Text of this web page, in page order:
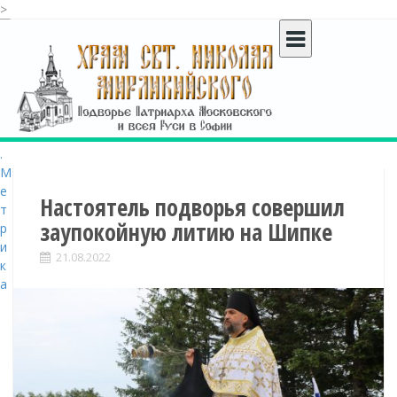
>
c
o
n
t
e
n
t
Настоятель подворья совершил
заупокойную литию на Шипке
21.08.2022